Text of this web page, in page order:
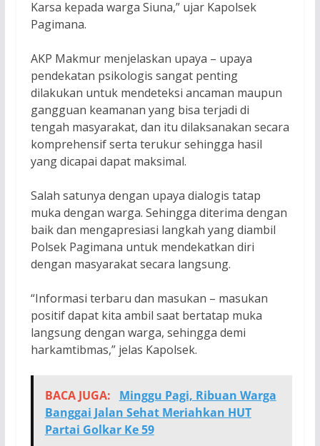
Karsa kepada warga Siuna,” ujar Kapolsek
Pagimana.
AKP Makmur menjelaskan upaya – upaya
pendekatan psikologis sangat penting
dilakukan untuk mendeteksi ancaman maupun
gangguan keamanan yang bisa terjadi di
tengah masyarakat, dan itu dilaksanakan secara
komprehensif serta terukur sehingga hasil
yang dicapai dapat maksimal.
Salah satunya dengan upaya dialogis tatap
muka dengan warga. Sehingga diterima dengan
baik dan mengapresiasi langkah yang diambil
Polsek Pagimana untuk mendekatkan diri
dengan masyarakat secara langsung.
“Informasi terbaru dan masukan – masukan
positif dapat kita ambil saat bertatap muka
langsung dengan warga, sehingga demi
harkamtibmas,” jelas Kapolsek.
BACA JUGA:
Minggu Pagi, Ribuan Warga
Banggai Jalan Sehat Meriahkan HUT
Partai Golkar Ke 59